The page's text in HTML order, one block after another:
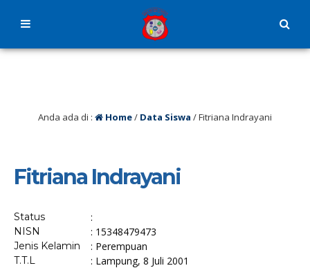
Anda ada di : Home/ Data Siswa /Fitriana Indrayani
Fitriana Indrayani
Status :
NISN : 15348479473
Jenis Kelamin : Perempuan
T.T.L : Lampung, 8 Juli 2001